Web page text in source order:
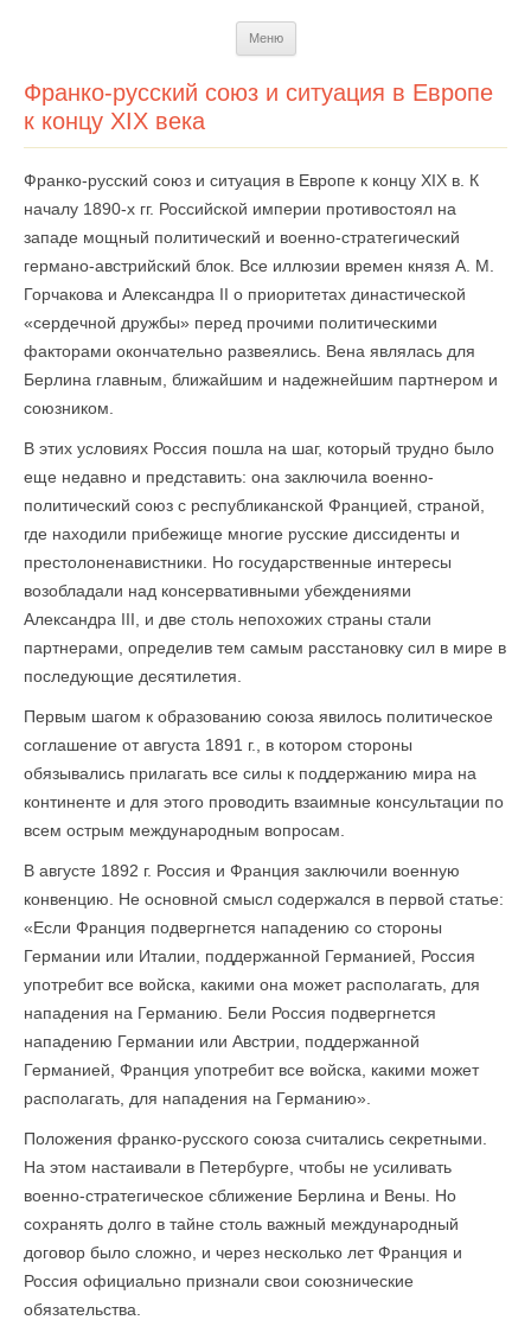
Меню
Франко-русский союз и ситуация в Европе
к концу XIX века
Франко-русский союз и ситуация в Европе к концу XIX в. К
началу 1890-х гг. Российской империи противостоял на
западе мощный политический и военно-стратегический
германо-австрийский блок. Все иллюзии времен князя А. М.
Горчакова и Александра II о приоритетах династической
«сердечной дружбы» перед прочими политическими
факторами окончательно развеялись. Вена являлась для
Берлина главным, ближайшим и надежнейшим партнером и
союзником.
В этих условиях Россия пошла на шаг, который трудно было
еще недавно и представить: она заключила военно-
политический союз с республиканской Францией, страной,
где находили прибежище многие русские диссиденты и
престолоненавистники. Но государственные интересы
возобладали над консервативными убеждениями
Александра III, и две столь непохожих страны стали
партнерами, определив тем самым расстановку сил в мире в
последующие десятилетия.
Первым шагом к образованию союза явилось политическое
соглашение от августа 1891 г., в котором стороны
обязывались прилагать все силы к поддержанию мира на
континенте и для этого проводить взаимные консультации по
всем острым международным вопросам.
В августе 1892 г. Россия и Франция заключили военную
конвенцию. Не основной смысл содержался в первой статье:
«Если Франция подвергнется нападению со стороны
Германии или Италии, поддержанной Германией, Россия
употребит все войска, какими она может располагать, для
нападения на Германию. Бели Россия подвергнется
нападению Германии или Австрии, поддержанной
Германией, Франция употребит все войска, какими может
располагать, для нападения на Германию».
Положения франко-русского союза считались секретными.
На этом настаивали в Петербурге, чтобы не усиливать
военно-стратегическое сближение Берлина и Вены. Но
сохранять долго в тайне столь важный международный
договор было сложно, и через несколько лет Франция и
Россия официально признали свои союзнические
обязательства.